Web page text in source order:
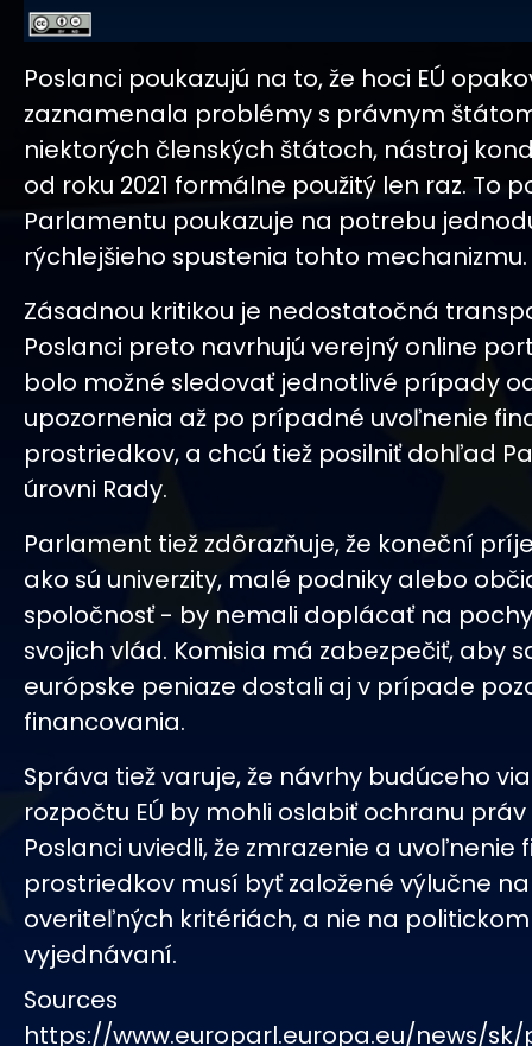
Poslanci poukazujú na to, že hoci EÚ
zaznamenala problémy s právnym
niektorých členských štátoch, nástroj
od roku 2021 formálne použitý len raz. To
Parlamentu poukazuje na potrebu
rýchlejšieho spustenia tohto mechanizmu.
Zásadnou kritikou je nedostatočná
Poslanci preto navrhujú verejný online
bolo možné sledovať jednotlivé prípady
upozornenia až po prípadné uvoľnenie
prostriedkov, a chcú tiež posilniť dohľad
úrovni Rady.
Parlament tiež zdôrazňuje, že koneční
ako sú univerzity, malé podniky alebo
spoločnosť - by nemali doplácať na
svojich vlád. Komisia má zabezpečiť, aby
európske peniaze dostali aj v prípade
financovania.
Správa tiež varuje, že návrhy budúceho
rozpočtu EÚ by mohli oslabiť ochranu
Poslanci uviedli, že zmrazenie a uvoľnenie
prostriedkov musí byť založené výlučne
overiteľných kritériách, a nie na politickom
vyjednávaní.
Sources
https://www.europarl.europa.eu/news/